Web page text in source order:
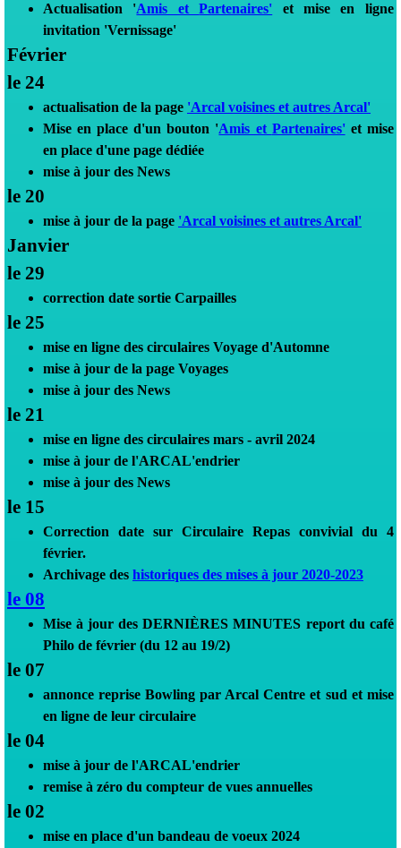
Actualisation 'Amis etPartenaires'
et mise en ligne
invitation 'Vernissage'
Février
le 24
actualisation de la page 'Arcal voisines et autres Arcal'
Mise en place d'un bouton 'Amis et Partenaires'et mise
en place d'une page dédiée
mise à jour des News
le 20
mise à jour de la page 'Arcal voisines et autres Arcal'
Janvier
le 29
correction date sortie Carpailles
le 25
mise en ligne des circulaires Voyage d'Automne
mise à jour de la page Voyages
mise à jour des News
le 21
mise en ligne des circulaires mars - avril 2024
mise à jour de l'ARCAL'endrier
mise à jour des News
le 15
Correction date sur CirculaireRepas convivial du 4
février.
Archivage des historiques des mises à jour 2020-2023
le 08
Mise à jour desDERNIÈRES MINUTES report du café
Philo de février (du 12 au 19/2)
le 07
annonce reprise Bowling par Arcal Centre et sud et mise
en ligne de leur circulaire
le 04
mise à jour de l'ARCAL'endrier
remise à zéro du compteur de vues annuelles
le 02
mise en place d'un bandeau de voeux 2024